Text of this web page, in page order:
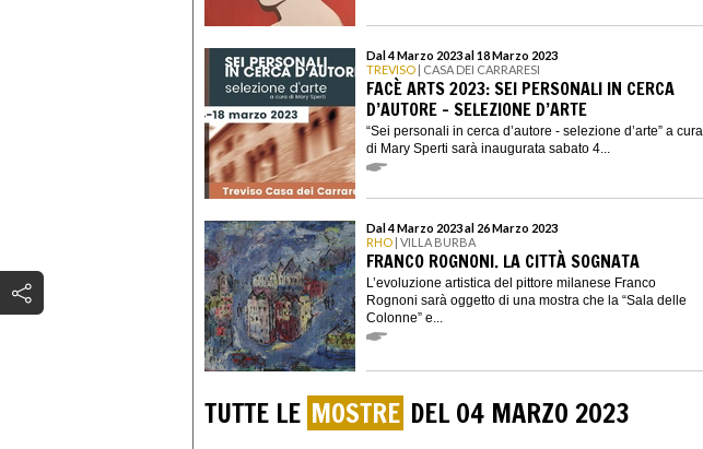
Dal 4 Marzo 2023 al 18 Marzo 2023
TREVISO | CASA DEI CARRARESI
FACÈ ARTS 2023: SEI PERSONALI IN CERCA
D’AUTORE - SELEZIONE D’ARTE
“Sei personali in cerca d’autore - selezione d’arte” a cura
di Mary Sperti sarà inaugurata sabato 4...
Dal 4 Marzo 2023 al 26 Marzo 2023
RHO | VILLA BURBA
FRANCO ROGNONI. LA CITTÀ SOGNATA
L’evoluzione artistica del pittore milanese Franco
Rognoni sarà oggetto di una mostra che la “Sala delle
Colonne” e...
TUTTE LE MOSTRE DEL 04 MARZO 2023